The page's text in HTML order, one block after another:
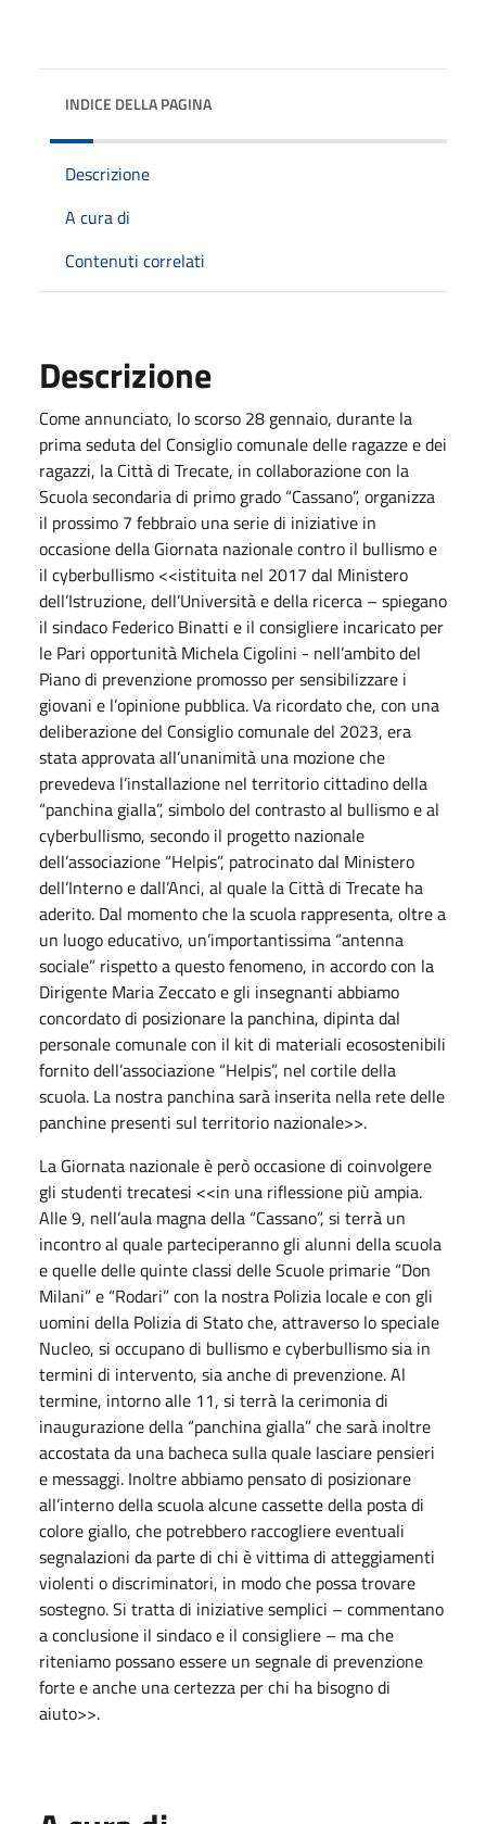
INDICE DELLA PAGINA
Descrizione
A cura di
Contenuti correlati
Descrizione
Come annunciato, lo scorso 28 gennaio, durante la
prima seduta del Consiglio comunale delle ragazze e dei
ragazzi, la Città di Trecate, in collaborazione con la
Scuola secondaria di primo grado “Cassano”, organizza
il prossimo 7 febbraio una serie di iniziative in
occasione della Giornata nazionale contro il bullismo e
il cyberbullismo <<istituita nel 2017 dal Ministero
dell’Istruzione, dell’Università e della ricerca – spiegano
il sindaco Federico Binatti e il consigliere incaricato per
le Pari opportunità Michela Cigolini - nell’ambito del
Piano di prevenzione promosso per sensibilizzare i
giovani e l’opinione pubblica. Va ricordato che, con una
deliberazione del Consiglio comunale del 2023, era
stata approvata all’unanimità una mozione che
prevedeva l’installazione nel territorio cittadino della
“panchina gialla”, simbolo del contrasto al bullismo e al
cyberbullismo, secondo il progetto nazionale
dell’associazione “Helpis”, patrocinato dal Ministero
dell’Interno e dall’Anci, al quale la Città di Trecate ha
aderito. Dal momento che la scuola rappresenta, oltre a
un luogo educativo, un’importantissima “antenna
sociale” rispetto a questo fenomeno, in accordo con la
Dirigente Maria Zeccato e gli insegnanti abbiamo
concordato di posizionare la panchina, dipinta dal
personale comunale con il kit di materiali ecosostenibili
fornito dell’associazione “Helpis”, nel cortile della
scuola. La nostra panchina sarà inserita nella rete delle
panchine presenti sul territorio nazionale>>.
La Giornata nazionale è però occasione di coinvolgere
gli studenti trecatesi <<in una riflessione più ampia.
Alle 9, nell’aula magna della “Cassano”, si terrà un
incontro al quale parteciperanno gli alunni della scuola
e quelle delle quinte classi delle Scuole primarie “Don
Milani” e “Rodari” con la nostra Polizia locale e con gli
uomini della Polizia di Stato che, attraverso lo speciale
Nucleo, si occupano di bullismo e cyberbullismo sia in
termini di intervento, sia anche di prevenzione. Al
termine, intorno alle 11, si terrà la cerimonia di
inaugurazione della “panchina gialla” che sarà inoltre
accostata da una bacheca sulla quale lasciare pensieri
e messaggi. Inoltre abbiamo pensato di posizionare
all’interno della scuola alcune cassette della posta di
colore giallo, che potrebbero raccogliere eventuali
segnalazioni da parte di chi è vittima di atteggiamenti
violenti o discriminatori, in modo che possa trovare
sostegno. Si tratta di iniziative semplici – commentano
a conclusione il sindaco e il consigliere – ma che
riteniamo possano essere un segnale di prevenzione
forte e anche una certezza per chi ha bisogno di
aiuto>>.